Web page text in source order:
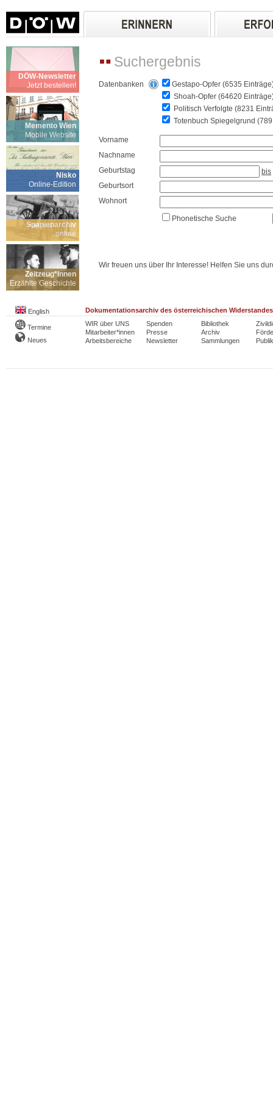
DÖW-Newsletter
Jetzt bestellen!
Memento Wien
Mobile Website
Nisko
Online-Edition
Spanienarchiv
online
Zeitzeug*innen
Erzählte Geschichte
Suchergebnis
Datenbanken
Gestapo-Opfer (6535
Shoah-Opfer (64620
Politisch Verfolgte (8231
Totenbuch Spiegelgrund
Vorname
Nachname
Geburtstag
bis
Geburtsort
Wohnort
Phonetische Suche
Wir freuen uns über Ihr Interesse! Helfen Sie uns
English Dokumentationsarchiv des österreichischen Widerstandes
Termine
Neues
WIR über UNS
Mitarbeiter*innen
Arbeitsbereiche
Spenden
Presse
Newsletter
Bibliothek
Archiv
Sammlungen